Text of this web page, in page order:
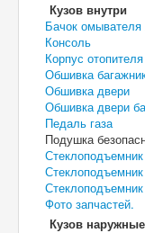
Кузов внутри
Бачок омывателя
Консоль
Корпус отопителя
Обшивка
Обшивка двери
Обшивка двери
Педаль газа
Подушка
Фото запчастей.
Кузов